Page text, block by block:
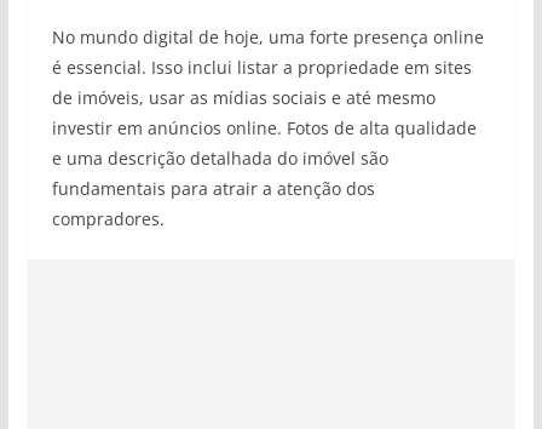
No mundo digital de hoje, uma forte presença online
é essencial. Isso inclui listar a propriedade em sites
de imóveis, usar as mídias sociais e até mesmo
investir em anúncios online. Fotos de alta qualidade
e uma descrição detalhada do imóvel são
fundamentais para atrair a atenção dos
compradores.